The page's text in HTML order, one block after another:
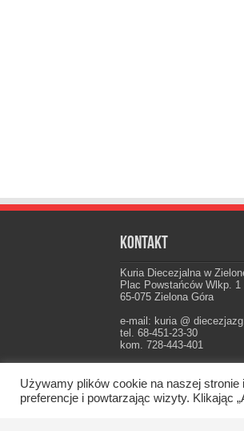
Kontakt
Kuria Diecezjalna w
Plac Powstańców Wlkp. 1
65-075 Zielona Góra
e-mail: kuria @
tel. 68-451-23-30
kom. 728-443-401
22 1020 5402 0000 0102
Używamy plików cookie na naszej stronie
preferencje i powtarzając wizyty. Klikając